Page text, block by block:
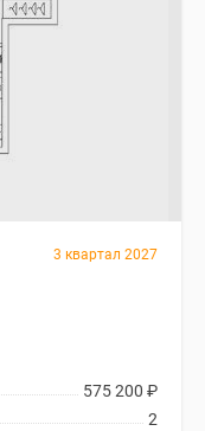
3 квартал 2027
575 200 ₽
2